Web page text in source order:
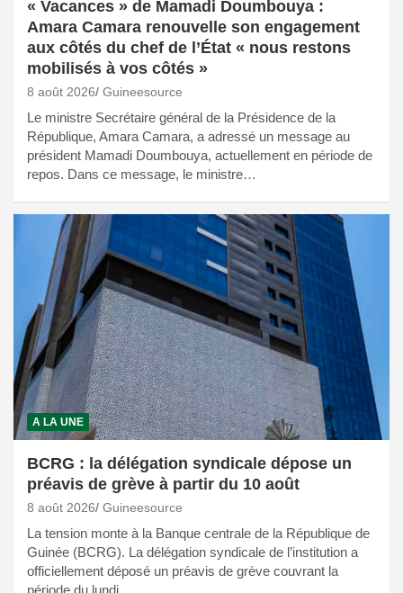
« Vacances » de Mamadi Doumbouya :
Amara Camara renouvelle son engagement
aux côtés du chef de l’État « nous restons
mobilisés à vos côtés »
8 août 2026 Guineesource
Le ministre Secrétaire général de la Présidence de la
République, Amara Camara, a adressé un message au
président Mamadi Doumbouya, actuellement en période de
repos. Dans ce message, le ministre…
A LA UNE
BCRG : la délégation syndicale dépose un
préavis de grève à partir du 10 août
8 août 2026 Guineesource
La tension monte à la Banque centrale de la République de
Guinée (BCRG). La délégation syndicale de l’institution a
officiellement déposé un préavis de grève couvrant la
période du lundi…